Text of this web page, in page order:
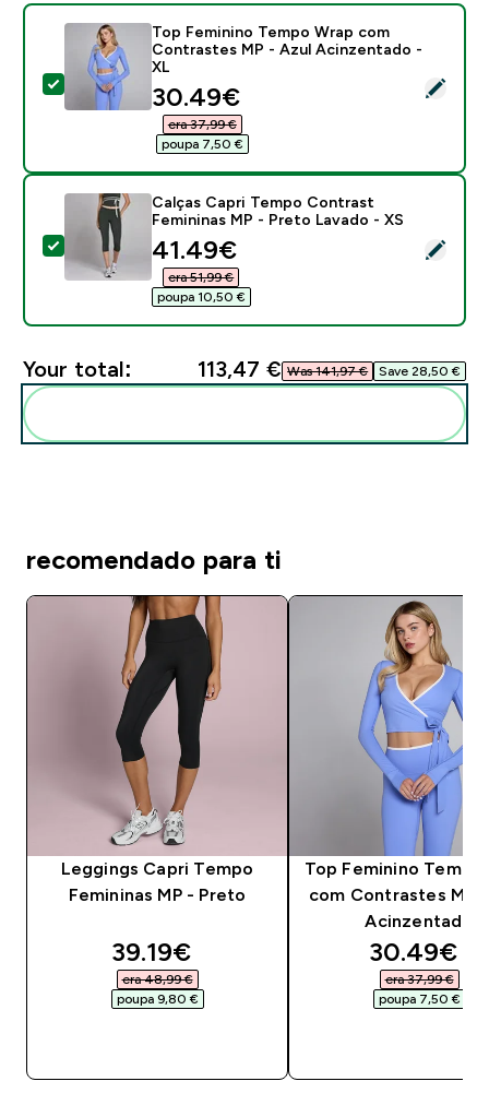
Select this product - Top Feminino Tempo Wrap
Top Feminino Tempo Wrap com
Contrastes MP - Azul Acinzentado -
XL
discounted price
30.49€‎
era 37,99 €‎
poupa 7,50 €‎
Select this product - Calças Capri Tempo Contrast
Calças Capri Tempo Contrast
Femininas MP - Preto Lavado - XS
discounted price
41.49€‎
era 51,99 €‎
poupa 10,50 €‎
Your total: 113,47 €‎ Was 141,97 €‎ Save 28,50 €‎
recomendado para ti
Leggings Capri Tempo
Femininas MP - Preto
discounted price
39.19€‎
era 48,99 €‎
poupa 9,80 €‎
Top Feminino Tempo
com Contrastes MP
Acinzentado
30.49€‎
era 37,99 €‎
poupa 7,50 €‎